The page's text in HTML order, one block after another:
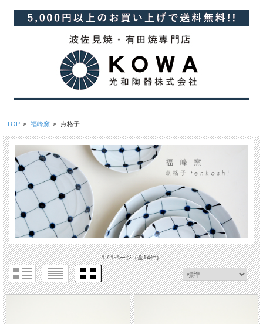
TOP > 福峰窯 > 点格子
1 / 1ページ（全14件）